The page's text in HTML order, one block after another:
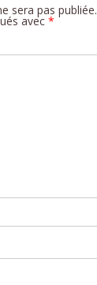
sera pas publiée.
avec *